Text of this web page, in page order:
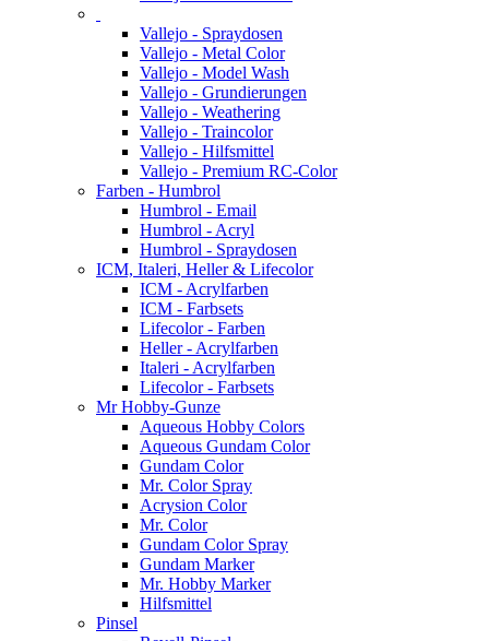
Vallejo - Spraydosen
Vallejo - Metal Color
Vallejo - Model Wash
Vallejo - Grundierungen
Vallejo - Weathering
Vallejo - Traincolor
Vallejo - Hilfsmittel
Vallejo - Premium RC-Color
Farben - Humbrol
Humbrol - Email
Humbrol - Acryl
Humbrol - Spraydosen
ICM, Italeri, Heller & Lifecolor
ICM - Acrylfarben
ICM - Farbsets
Lifecolor - Farben
Heller - Acrylfarben
Italeri - Acrylfarben
Lifecolor - Farbsets
Mr Hobby-Gunze
Aqueous Hobby Colors
Aqueous Gundam Color
Gundam Color
Mr. Color Spray
Acrysion Color
Mr. Color
Gundam Color Spray
Gundam Marker
Mr. Hobby Marker
Hilfsmittel
Pinsel